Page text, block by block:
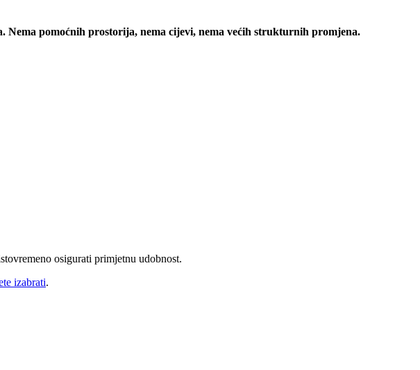
Nema pomoćnih prostorija, nema cijevi, nema većih strukturnih promjena.
osigurati primjetnu udobnost.
izabrati.